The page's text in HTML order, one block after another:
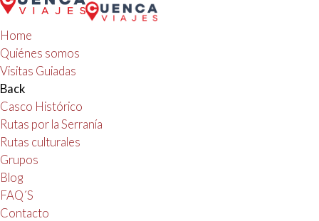
Home
Quiénes somos
Visitas Guiadas
Back
Casco Histórico
Rutas por la Serranía
Rutas culturales
Grupos
Blog
FAQ´S
Contacto